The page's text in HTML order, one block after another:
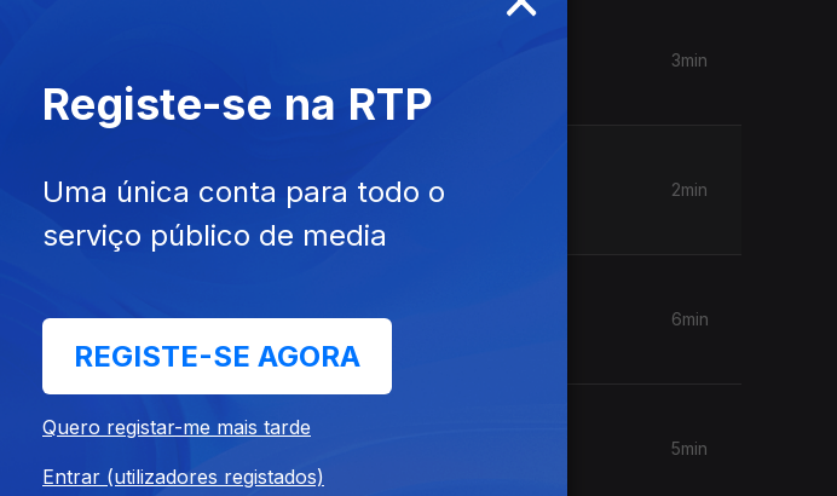
3min
2min
6min
5min
Registe-se na RTP
Uma única conta para todo o
serviço público de media
REGISTE-SE AGORA
Quero registar-me mais tarde
Entrar (utilizadores registados)